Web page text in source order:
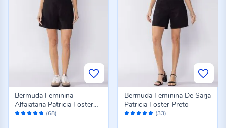
Avaliação: (68)
Bermuda Feminina
Alfaiataria Patricia Foster
Preto
Avaliação: (33)
Bermuda Feminina De Sarja
Patricia Foster Preto